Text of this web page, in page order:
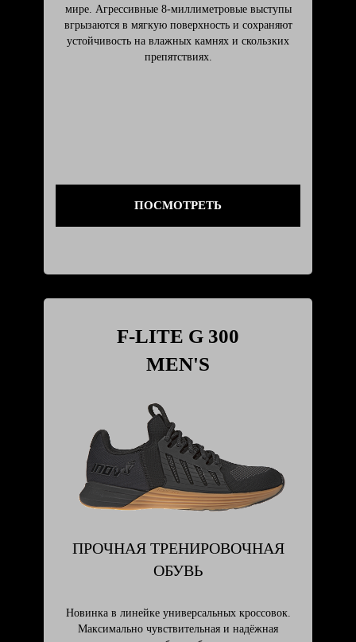
мире. Агрессивные 8-миллиметровые выступы
вгрызаются в мягкую поверхность и сохраняют
устойчивость на влажных камнях и скользких
препятствиях.
ПОСМОТРЕТЬ
F-LITE G 300
MEN'S
ПРОЧНАЯ ТРЕНИРОВОЧНАЯ
ОБУВЬ
Новинка в линейке универсальных кроссовок.
Максимально чувствительная и надёжная